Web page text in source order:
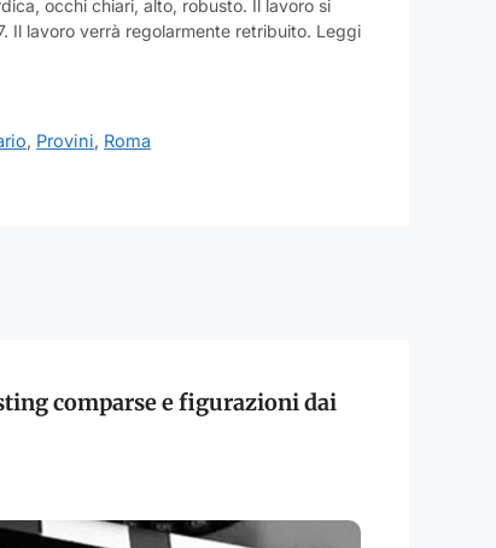
occhi chiari, alto, robusto. Il lavoro si
Il lavoro verrà regolarmente retribuito. Leggi
, Provini, Roma
comparse e figurazioni dai